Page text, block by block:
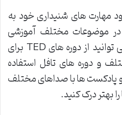
مهارت های شنیداری خود به
موضوعات مختلف آموزشی
گوش دهید. همچنین می توانید از دوره های TED برای
و دوره های تافل استفاده
پادکست ها با صداهای مختلف
درک کنید.